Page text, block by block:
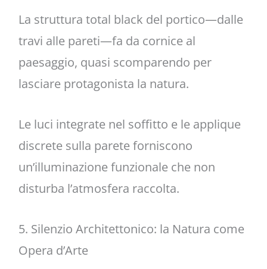
La struttura total black del portico—dalle
travi alle pareti—fa da cornice al
paesaggio, quasi scomparendo per
lasciare protagonista la natura.
Le luci integrate nel soffitto e le applique
discrete sulla parete forniscono
un’illuminazione funzionale che non
disturba l’atmosfera raccolta.
5. Silenzio Architettonico: la Natura come
Opera d’Arte